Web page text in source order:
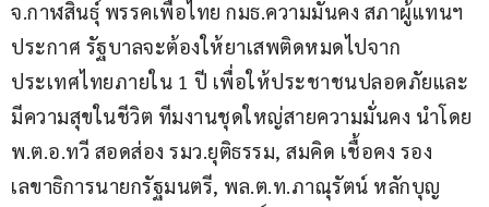
จ.กาฬสินธุ์ พรรคเพื่อไทย กมธ.ความมั่นคง สภาผู้แทนฯ
ประกาศ รัฐบาลจะต้องให้ยาเสพติดหมดไปจาก
ประเทศไทยภายใน 1 ปี เพื่อให้ประชาชนปลอดภัยและ
มีความสุขในชีวิต ทีมงานชุดใหญ่สายความมั่นคง นำโดย
พ.ต.อ.ทวี สอดส่อง รมว.ยุติธรรม, สมคิด เชื้อคง รอง
เลขาธิการนายกรัฐมนตรี, พล.ต.ท.ภาณุรัตน์ หลักบุญ